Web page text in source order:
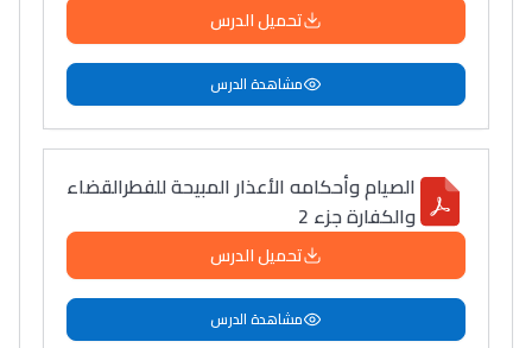
تحميل الدرس
مشاهدة الدرس
الصيام وأحكامه الأعذار المبيحة للفطرالقضاء
والكفارة جزء 2
تحميل الدرس
مشاهدة الدرس